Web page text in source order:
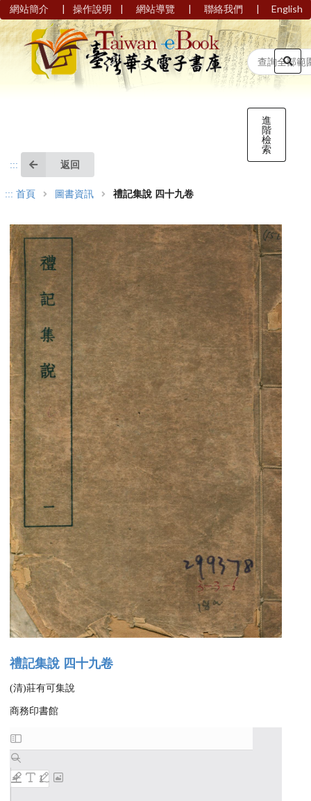
網站簡介 | 操作說明 | 網站導覽 | 聯絡我們 | English
進
階
檢
索
::: 返回
::: 首頁 圖書資訊 禮記集說 四十九卷
禮記集說 四十九卷
(清)莊有可集說
商務印書館